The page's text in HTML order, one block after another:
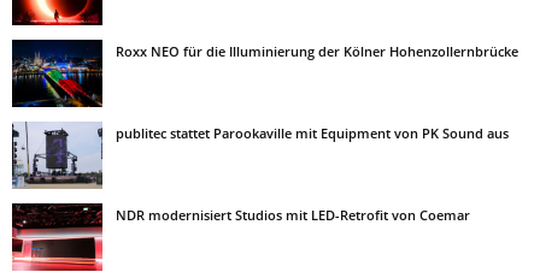
Roxx NEO für die Illuminierung der Kölner Hohenzollernbrücke
publitec stattet Parookaville mit Equipment von PK Sound aus
NDR modernisiert Studios mit LED-Retrofit von Coemar